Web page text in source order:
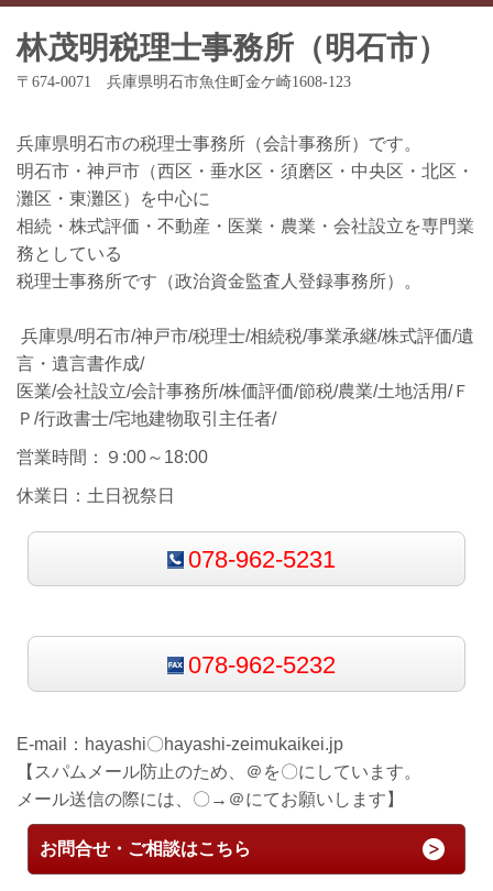
林茂明税理士事務所（明石市）
〒674-0071 兵庫県明石市魚住町金ケ崎1608-123
兵庫県明石市の税理士事務所（会計事務所）です。
明石市・神戸市（西区・垂水区・須磨区・中央区・北区・
灘区・東灘区）を中心に
相続・株式評価・不動産・医業・農業・会社設立を専門業
務としている
税理士事務所です（政治資金監査人登録事務所）。
兵庫県/明石市/神戸市/税理士/相続税/事業承継/株式評価/遺
言・遺言書作成/
医業/会社設立/会計事務所/株価評価/節税/農業/土地活用/Ｆ
Ｐ/行政書士/宅地建物取引主任者/
営業時間：９:00～18:00
休業日：土日祝祭日
078-962-5231
078-962-5232
E-mail： hayashi〇hayashi-zeimukaikei.jp
【スパムメール防止のため、＠を〇にしています。
メール送信の際には、〇→＠にてお願いします】
お問合せ・ご相談はこちら